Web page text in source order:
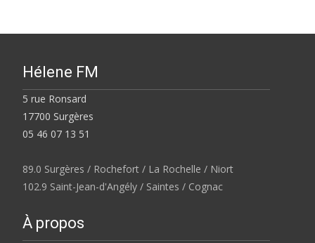
Hélene FM
5 rue Ronsard
17700 Surgères
05 46 07 13 51
89.0 Surgères / Rochefort / La Rochelle / Niort
102.9 Saint-Jean-d'Angély / Saintes / Cognac
À propos